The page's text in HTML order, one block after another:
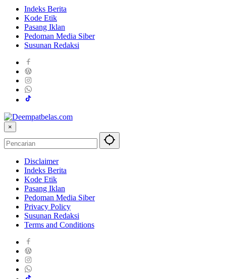
Indeks Berita
Kode Etik
Pasang Iklan
Pedoman Media Siber
Susunan Redaksi
×
Disclaimer
Indeks Berita
Kode Etik
Pasang Iklan
Pedoman Media Siber
Privacy Policy
Susunan Redaksi
Terms and Conditions